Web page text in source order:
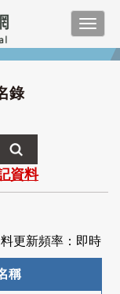
錄
資料
更新頻率：即時
稱